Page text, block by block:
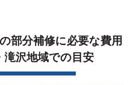
部分補修に必要な費用
滝沢地域での目安